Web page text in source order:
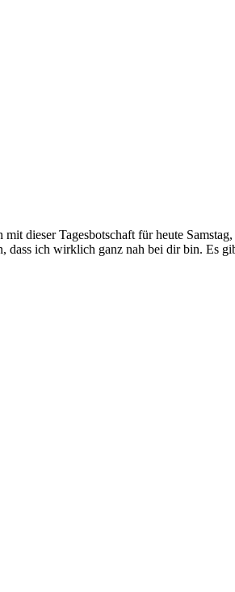
dieser Tagesbotschaft für heute
dass ich wirklich ganz nah bei dir bin. Es